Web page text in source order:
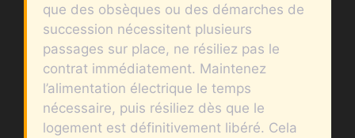
que des obsèques ou des démarches de
succession nécessitent plusieurs
passages sur place, ne résiliez pas le
contrat immédiatement. Maintenez
l’alimentation électrique le temps
nécessaire, puis résiliez dès que le
logement est définitivement libéré. Cela